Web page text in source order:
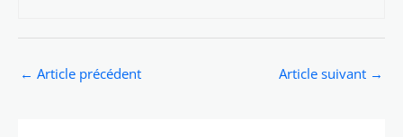
← Article précédent Article suivant →